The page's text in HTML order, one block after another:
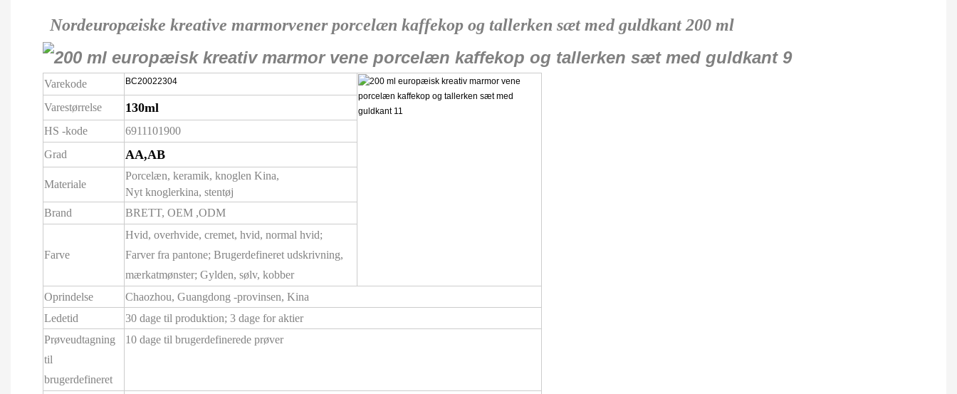
Nordeuropæiske kreative marmorvener porcelæn kaffekop og tallerken sæt med guldkant 200 ml
Varekode BC20022304
Varestørrelse 130ml
HS -kode
6911101900
Grad
AA,AB
Materiale
Porcelæn, keramik, knoglen Kina,
Nyt knoglerkina, stentøj
Brand
BRETT, OEM ,ODM
Farve
Hvid, overhvide, cremet, hvid, normal hvid;
Farver fra pantone; Brugerdefineret udskrivning,
mærkatmønster; Gylden, sølv, kobber
Oprindelse
Chaozhou, Guangdong -provinsen, Kina
Ledetid
30 dage til produktion; 3 dage for aktier
Prøveudtagning
til
brugerdefineret
10 dage til brugerdefinerede prøver